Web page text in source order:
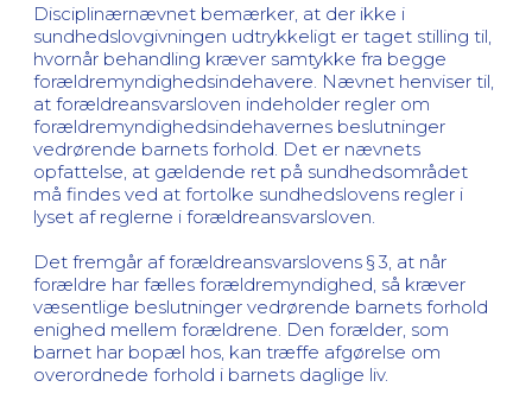
Disciplinærnævnet bemærker, at der ikke i
sundhedslovgivningen udtrykkeligt er taget stilling til,
hvornår behandling kræver samtykke fra begge
forældremyndighedsindehavere. Nævnet henviser til,
at forældreansvarsloven indeholder regler om
forældremyndighedsindehavernes beslutninger
vedrørende barnets forhold. Det er nævnets
opfattelse, at gældende ret på sundhedsområdet
må findes ved at fortolke sundhedslovens regler i
lyset af reglerne i forældreansvarsloven.
Det fremgår af forældreansvarslovens § 3, at når
forældre har fælles forældremyndighed, så kræver
væsentlige beslutninger vedrørende barnets forhold
enighed mellem forældrene. Den forælder, som
barnet har bopæl hos, kan træffe afgørelse om
overordnede forhold i barnets daglige liv.